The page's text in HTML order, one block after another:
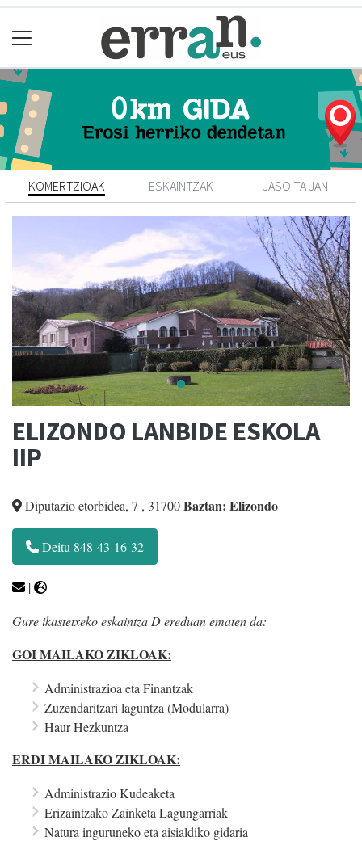
KOMERTZIOAK ESKAINTZAK JASO TA JAN
ELIZONDO LANBIDE ESKOLA
IIP
Diputazio etorbidea, 7 , 31700Baztan: Elizondo
Deitu 848-43-16-32
|
Gure ikastetxeko eskaintza D ereduan ematen da:
GOI MAILAKO ZIKLOAK:
Administrazioa eta Finantzak
Zuzendaritzari laguntza (Modularra)
Haur Hezkuntza
ERDI MAILAKO ZIKLOAK:
Administrazio Kudeaketa
Erizaintzako Zainketa Lagungarriak
Natura inguruneko eta aisialdiko gidaria